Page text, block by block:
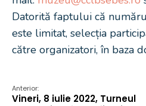
Datorită faptului că
este limitat, selecția
către organizatori, în baza
Anterior:
Vineri, 8 iulie 2022, Turneul